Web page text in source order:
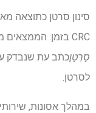
סינון סרטן כתוצאה
CRC בזמן. הממצאים מתפרסמים על ידי Wiley Online ב
סַרְטָןכתב עת שנבדק
לסרטן.
במהלך אסונות,